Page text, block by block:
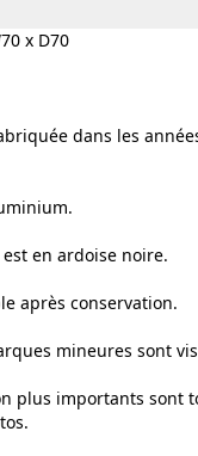
x D70
dans les
en ardoise noire.
après conservation.
mineures sont
plus importants sont